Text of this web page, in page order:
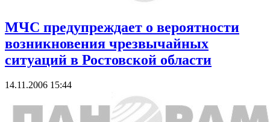
МЧС предупреждает о вероятности
возникновения чрезвычайных
ситуаций в Ростовской области
14.11.2006 15:44